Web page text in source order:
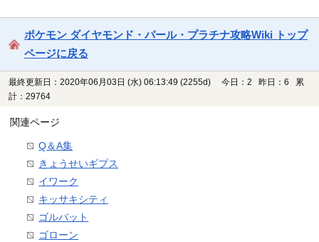
ポケモン ダイヤモンド・パール・プラチナ攻略Wiki トップ
ページに戻る
最終更新日：2020年06月03日 (水) 06:13:49 (2255d)
今日：2 昨日：6 累
計：29764
関連ページ
Q＆A集
きょうせいギプス
イワーク
キッサキシティ
ゴルバット
ゴローン